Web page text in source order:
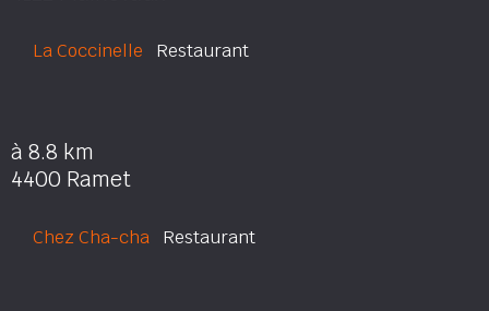
La Coccinelle Restaurant
à 8.8 km
4400 Ramet
Chez Cha-cha Restaurant